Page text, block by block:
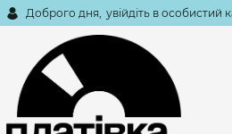
Доброго дня, увійдіть в особистий